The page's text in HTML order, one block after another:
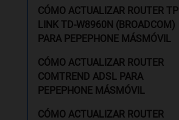
CÓMO ACTUALIZAR ROUTER TP
LINK TD-W8960N (BROADCOM)
PARA PEPEPHONE MÁSMÓVIL
CÓMO ACTUALIZAR ROUTER
COMTREND ADSL PARA
PEPEPHONE MÁSMÓVIL
CÓMO ACTUALIZAR ROUTER